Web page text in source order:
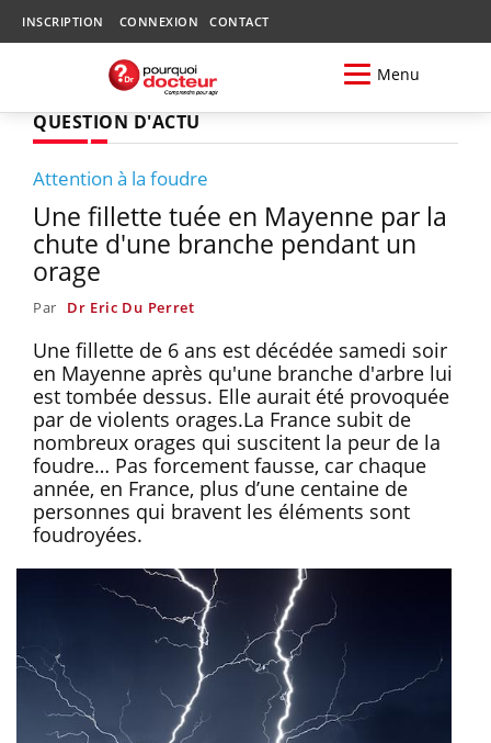
INSCRIPTION CONNEXION CONTACT
Menu
QUESTION D'ACTU
Attention à la foudre
Une fillette tuée en Mayenne par la
chute d'une branche pendant un
orage
Par Dr Eric Du Perret
Une fillette de 6 ans est décédée samedi soir
en Mayenne après qu'une branche d'arbre lui
est tombée dessus. Elle aurait été provoquée
par de violents orages.La France subit de
nombreux orages qui suscitent la peur de la
foudre… Pas forcement fausse, car chaque
année, en France, plus d’une centaine de
personnes qui bravent les éléments sont
foudroyées.